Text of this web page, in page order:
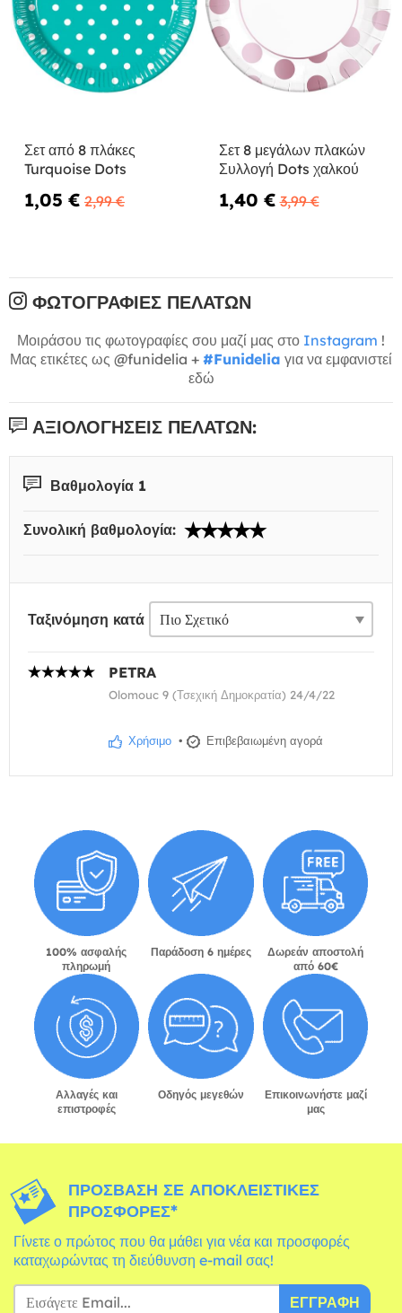
Σετ από 8 πλάκες
Turquoise Dots
1,05 € 2,99 €
Σετ 8 μεγάλων πλακών
Συλλογή Dots χαλκού
1,40 € 3,99 €
ΦΩΤΟΓΡΑΦΊΕΣ ΠΕΛΑΤΏΝ
Μοιράσου τις φωτογραφίες σου μαζί μας στο Instagram !
Μας ετικέτες ως @funidelia + #Funidelia για να εμφανιστεί
εδώ
ΑΞΙΟΛΟΓΉΣΕΙΣ ΠΕΛΑΤΏΝ:
Βαθμολογία 1
Συνολική βαθμολογία:
Ταξινόμηση κατά
PETRA
Olomouc 9 (Τσεχική Δημοκρατία) 24/4/22
Χρήσιμο • Επιβεβαιωμένη αγορά
100% ασφαλής
πληρωμή
Παράδοση 6 ημέρες
Δωρεάν αποστολή
από 60€
Αλλαγές και
επιστροφές
Οδηγός μεγεθών
Επικοινωνήστε μαζί
μας
ΠΡΌΣΒΑΣΗ ΣΕ ΑΠΟΚΛΕΙΣΤΙΚΈΣ
ΠΡΟΣΦΟΡΈΣ*
Γίνετε ο πρώτος που θα μάθει για νέα και προσφορές
καταχωρώντας τη διεύθυνση e-mail σας!
ΕΓΓΡΑΦΉ